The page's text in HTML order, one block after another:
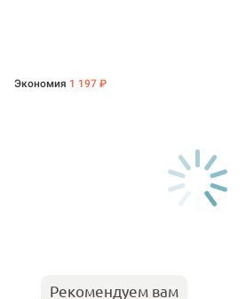
Экономия 1 197 ₽
Рекомендуем вам